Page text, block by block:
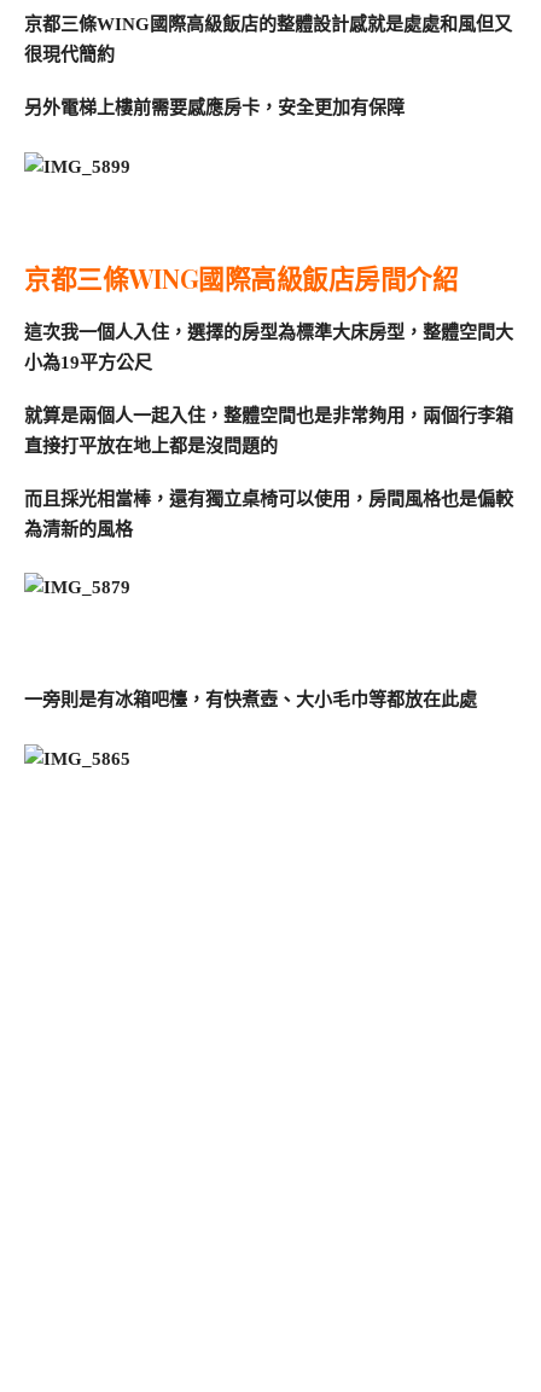
京都三條WING國際高級飯店的整體設計感就是處處和風但又
很現代簡約
另外電梯上樓前需要感應房卡，安全更加有保障
京都三條WING國際高級飯店房間介紹
這次我一個人入住，選擇的房型為標準大床房型，整體空間大
小為19平方公尺
就算是兩個人一起入住，整體空間也是非常夠用，兩個行李箱
直接打平放在地上都是沒問題的
而且採光相當棒，還有獨立桌椅可以使用，房間風格也是偏較
為清新的風格
一旁則是有冰箱吧檯，有快煮壺、大小毛巾等都放在此處